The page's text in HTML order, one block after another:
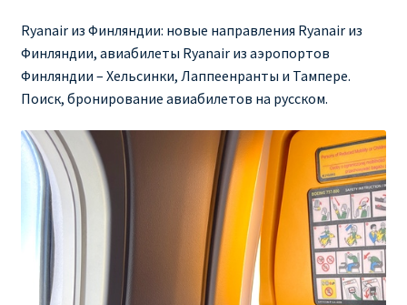
Ryanair из Финляндии: новые направления Ryanair из
Финляндии, авиабилеты Ryanair из аэропортов
Финляндии – Хельсинки, Лаппеенранты и Тампере.
Поиск, бронирование авиабилетов на русском.